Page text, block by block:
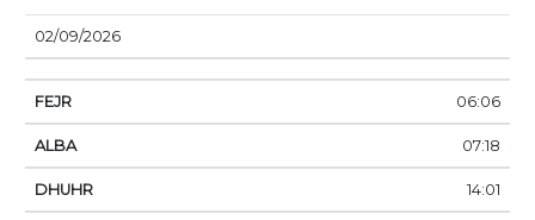
02/09/2026
06:06
07:18
14:01